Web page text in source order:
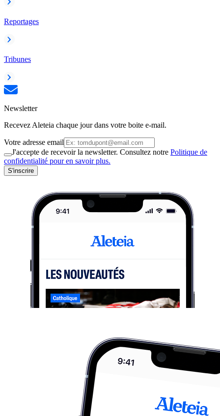
Reportages
Tribunes
Newsletter
Recevez Aleteia chaque jour dans votre boite e-mail.
Votre adresse email
J'accepte de recevoir la newsletter. Consultez notre Politique de
confidentialité pour en savoir plus.
S'inscrire